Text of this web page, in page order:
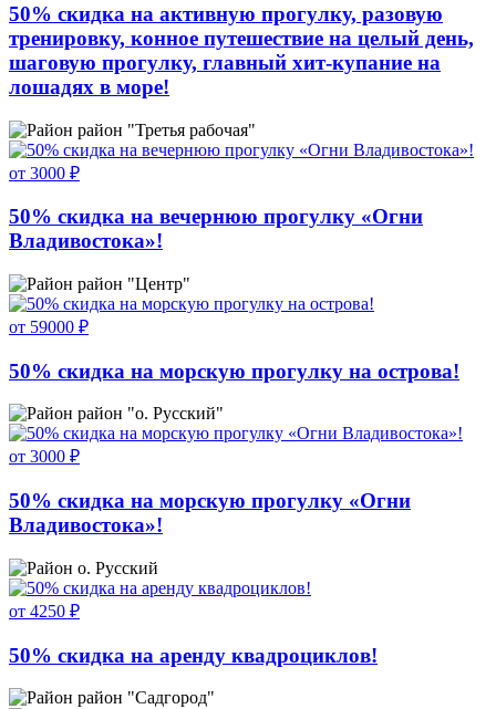
50% скидка на активную прогулку, разовую
тренировку, конное путешествие на целый день,
шаговую прогулку, главный хит-купание на
лошадях в море!
район "Третья рабочая"
от 3000 ₽
50% скидка на вечернюю прогулку «Огни
Владивостока»!
район "Центр"
от 59000 ₽
50% скидка на морскую прогулку на острова!
район "о. Русский"
от 3000 ₽
50% скидка на морскую прогулку «Огни
Владивостока»!
о. Русский
от 4250 ₽
50% скидка на аренду квадроциклов!
район "Садгород"